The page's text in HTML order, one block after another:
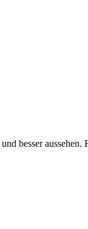
besser aussehen.